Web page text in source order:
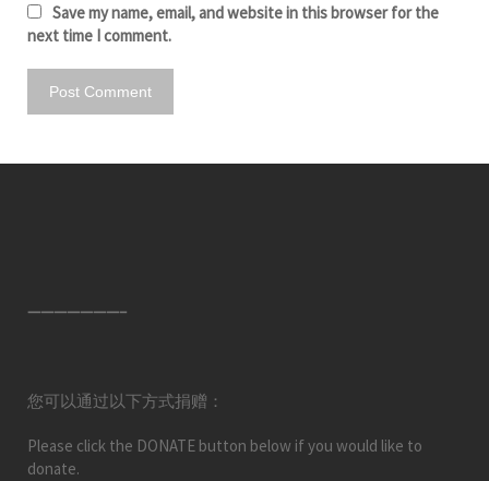
Save my name, email, and website in this browser for the
next time I comment.
———————–
您可以通过以下方式捐赠：
Please click the DONATE button below if you would like to
donate.